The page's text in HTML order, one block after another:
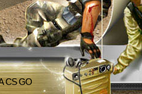
CS GO